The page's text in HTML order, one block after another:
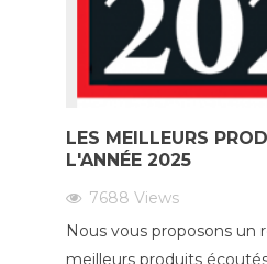
LES MEILLEURS
L'ANNÉE 2025
7688 Views
Nous vous proposons un
meilleurs produits